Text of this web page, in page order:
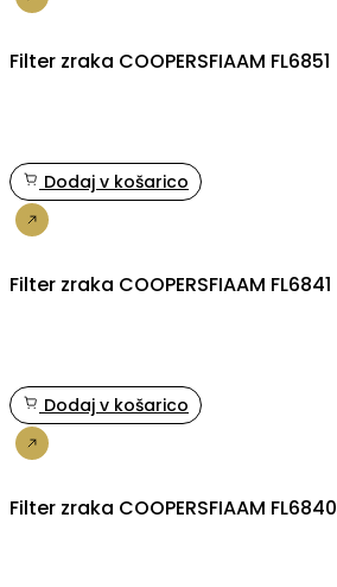
Filter zraka COOPERSFIAAM FL6851
Dodaj v košarico
Filter zraka COOPERSFIAAM FL6841
Dodaj v košarico
Filter zraka COOPERSFIAAM FL6840